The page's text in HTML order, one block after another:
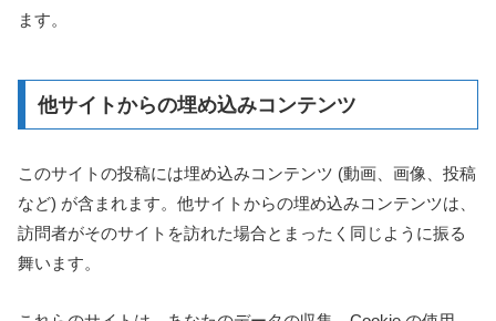
ます。
他サイトからの埋め込みコンテンツ
このサイトの投稿には埋め込みコンテンツ (動画、画像、投稿
など) が含まれます。他サイトからの埋め込みコンテンツは、
訪問者がそのサイトを訪れた場合とまったく同じように振る
舞います。